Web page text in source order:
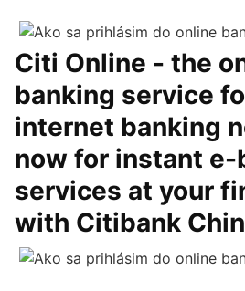
Citi Online - the
banking service
internet banking
now for instant e-
services at your
with Citibank